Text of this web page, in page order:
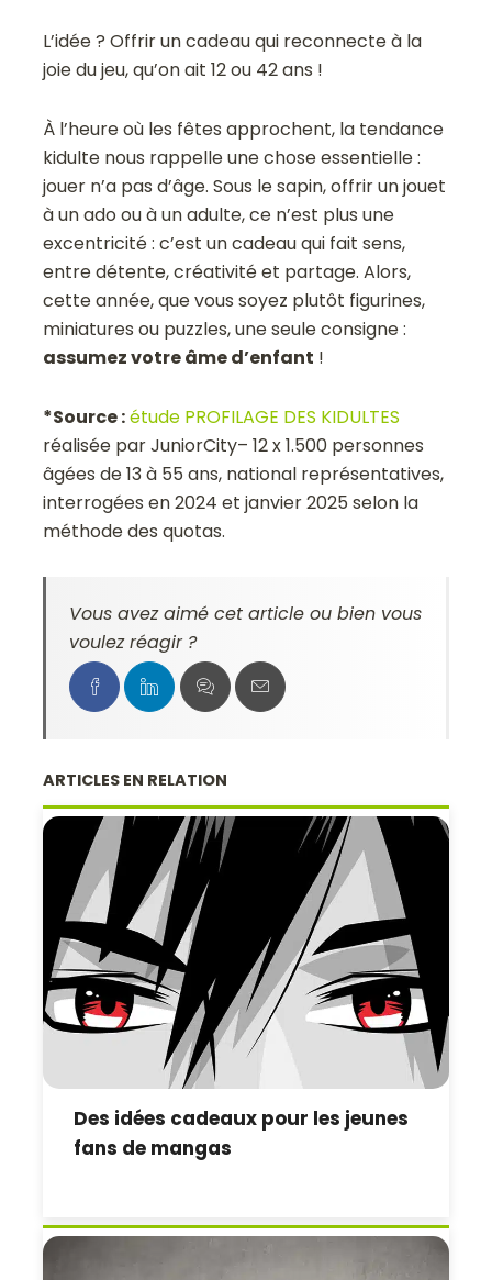
L’idée ? Offrir un cadeau qui reconnecte à la
joie du jeu, qu’on ait 12 ou 42 ans !
À l’heure où les fêtes approchent, la tendance
kidulte nous rappelle une chose essentielle :
jouer n’a pas d’âge. Sous le sapin, offrir un jouet
à un ado ou à un adulte, ce n’est plus une
excentricité : c’est un cadeau qui fait sens,
entre détente, créativité et partage. Alors,
cette année, que vous soyez plutôt figurines,
miniatures ou puzzles, une seule consigne :
assumez votre âme d’enfant !
*Source :étude PROFILAGE DES KIDULTES
réalisée par JuniorCity– 12 x 1.500 personnes
âgées de 13 à 55 ans, national représentatives,
interrogées en 2024 et janvier 2025 selon la
méthode des quotas.
Vous avez aimé cet article ou bien vous
voulez réagir ?
ARTICLES EN RELATION
Des idées cadeaux pour les jeunes
fans de mangas